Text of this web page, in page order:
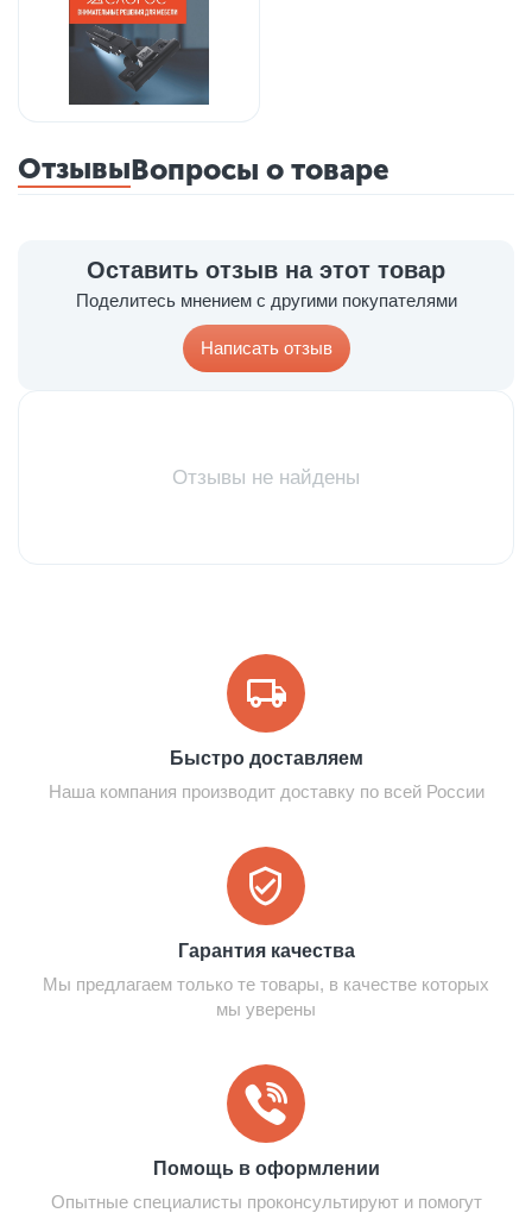
ОтзывыВопросы о товаре
Оставить отзыв на этот товар
Поделитесь мнением с другими покупателями
Написать отзыв
Отзывы не найдены
Быстро доставляем
Наша компания производит доставку по всей России
Гарантия качества
Мы предлагаем только те товары, в качестве которых
мы уверены
Помощь в оформлении
Опытные специалисты проконсультируют и помогут